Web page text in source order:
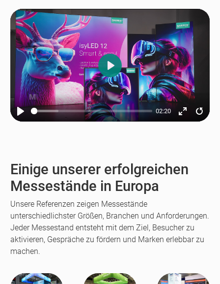
Play
02:20
Enter
Play
Einige unserer erfolgreichen
Messestände in Europa
Unsere Referenzen zeigen Messestände
unterschiedlichster Größen, Branchen und Anforderungen.
Jeder Messestand entsteht mit dem Ziel, Besucher zu
aktivieren, Gespräche zu fördern und Marken erlebbar zu
machen.